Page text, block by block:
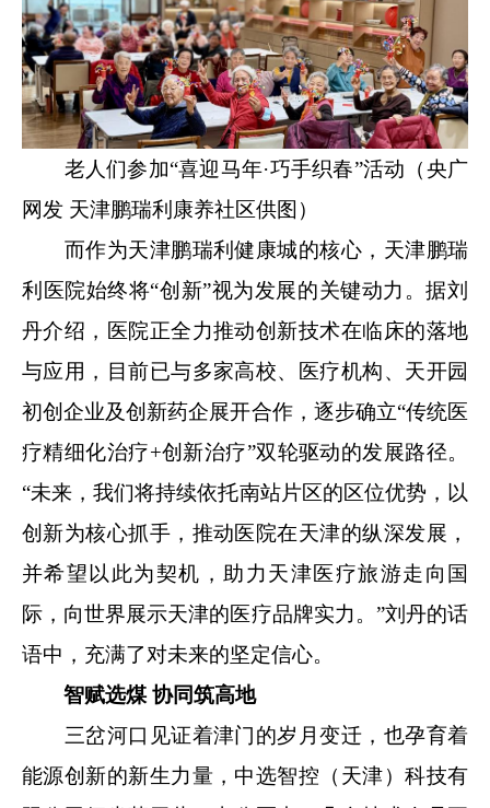
老人们参加“喜迎马年·巧手织春”活动（央广
网发 天津鹏瑞利康养社区供图）
而作为天津鹏瑞利健康城的核心，天津鹏瑞
利医院始终将“创新”视为发展的关键动力。据刘
丹介绍，医院正全力推动创新技术在临床的落地
与应用，目前已与多家高校、医疗机构、天开园
初创企业及创新药企展开合作，逐步确立“传统医
疗精细化治疗+创新治疗”双轮驱动的发展路径。
“未来，我们将持续依托南站片区的区位优势，以
创新为核心抓手，推动医院在天津的纵深发展，
并希望以此为契机，助力天津医疗旅游走向国
际，向世界展示天津的医疗品牌实力。”刘丹的话
语中，充满了对未来的坚定信心。
智赋选煤 协同筑高地
三岔河口见证着津门的岁月变迁，也孕育着
能源创新的新生力量，中选智控（天津）科技有